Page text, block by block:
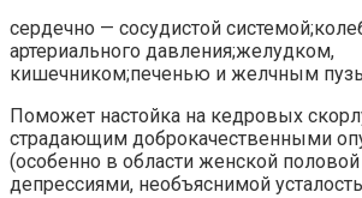
сердечно — сосудистой
артериального давления;желудком,
кишечником;печенью и желчным
Поможет настойка на кедровых
страдающим доброкачественными
(особенно в области женской
депрессиями, необъяснимой